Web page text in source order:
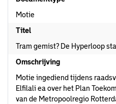
Motie
Titel
Tram gemist? De Hyperloop
Omschrijving
Motie ingediend tijdens
Elfilali ea over het Plan
van de Metropoolregio